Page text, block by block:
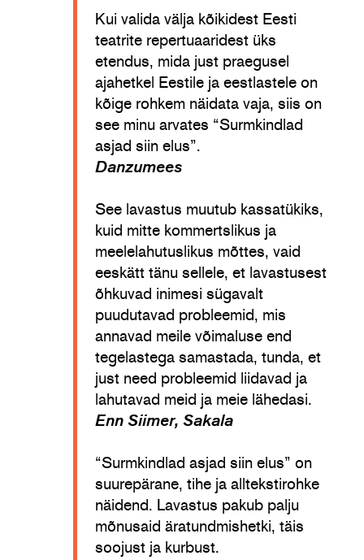
Kui valida välja kõikidest Eesti
teatrite repertuaaridest üks
etendus, mida just praegusel
ajahetkel Eestile ja eestlastele on
kõige rohkem näidata vaja, siis on
see minu arvates “Surmkindlad
asjad siin elus”.
Danzumees
See lavastus muutub kassatükiks,
kuid mitte kommertslikus ja
meelelahutuslikus mõttes, vaid
eeskätt tänu sellele, et lavastusest
õhkuvad inimesi sügavalt
puudutavad probleemid, mis
annavad meile võimaluse end
tegelastega samastada, tunda, et
just need probleemid liidavad ja
lahutavad meid ja meie lähedasi.
Enn Siimer, Sakala
“Surmkindlad asjad siin elus” on
suurepärane, tihe ja alltekstirohke
näidend. Lavastus pakub palju
mõnusaid äratundmishetki, täis
soojust ja kurbust.